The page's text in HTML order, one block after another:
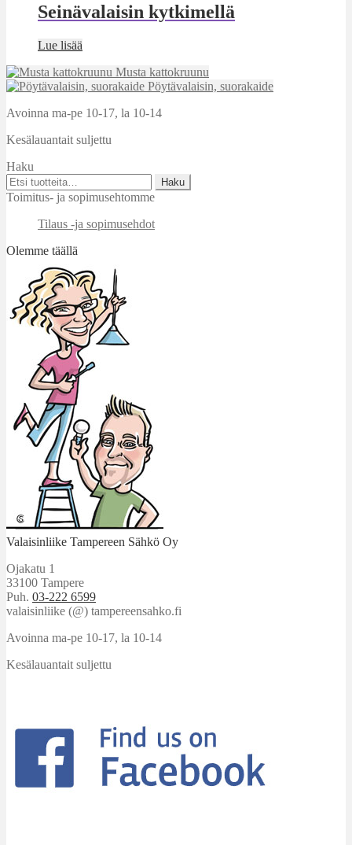
Seinävalaisin kytkimellä
Lue lisää
Musta kattokruunu
Pöytävalaisin, suorakaide
Avoinna ma-pe 10-17, la 10-14
Kesälauantait suljettu
Haku
Etsi:
Haku
Toimitus- ja sopimusehtomme
Tilaus -ja sopimusehdot
Olemme täällä
Valaisinliike Tampereen Sähkö Oy
Ojakatu 1
33100 Tampere
Puh. 03-222 6599
valaisinliike (@) tampereensahko.fi
Avoinna ma-pe 10-17, la 10-14
Kesälauantait suljettu